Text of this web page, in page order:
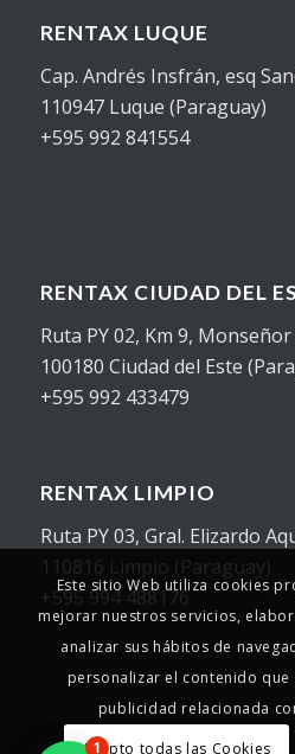
RENTAX LUQUE
Cap. Andrés Insfrán, esq
110947 Luque (Paraguay)
+595 992 841554
RENTAX CIUDAD DEL
Ruta PY 02, Km 9,
100180 Ciudad del Este
+595 992 433479
RENTAX LIMPIO
Ruta PY 03, Gral. Elizardo
110816 Limpio (Paraguay)
+595 994 488176
Este sitio Web utiliza cookies
mejorar nuestros servicios,
analizar sus hábitos de
personalizar el contenido
publicidad relacionada
Acepto todas las Cookies
1